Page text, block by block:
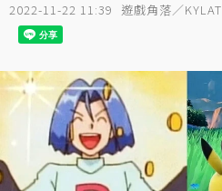
2022-11-22 11:39 遊戲角落／KYLAT